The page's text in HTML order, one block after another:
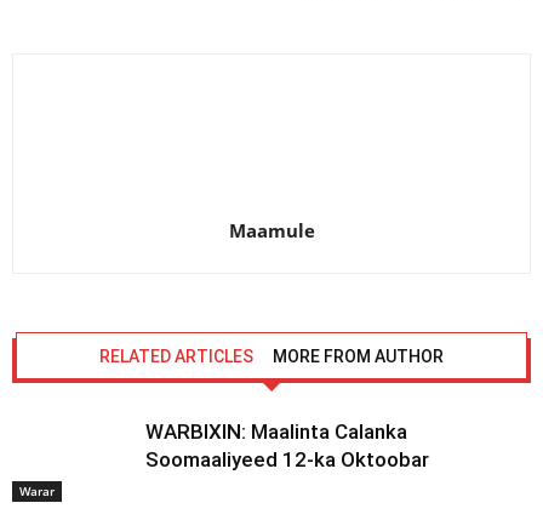
Maamule
RELATED ARTICLES MORE FROM AUTHOR
Warar
WARBIXIN: Maalinta Calanka
Soomaaliyeed 12-ka Oktoobar